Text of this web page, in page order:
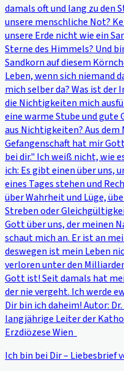
damals oft und lang zu den
unsere menschliche Not?
unsere Erde nicht wie ein
Sterne des Himmels? Und
Sandkorn auf diesem
Leben, wenn sich niemand
mich selber da? Was ist
die Nichtigkeiten mich
eine warme Stube und gute
aus Nichtigkeiten? Aus dem
Gefangenschaft hat mir
bei dir." Ich weiß nicht, wie
ich: Es gibt einen über uns,
eines Tages stehen und
über Wahrheit und Lüge,
Streben oder
Gott über uns, der meinen
schaut mich an. Er ist an
deswegen ist mein Leben
verloren unter den
Gott ist! Seit damals hat
der nie vergeht. Ich werde
Dir bin ich daheim! Autor:
langjährige Leiter der
Erzdiözese Wien
Ich bin bei Dir – Liebesbrief